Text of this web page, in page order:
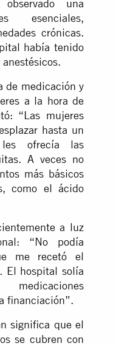
una
esenciales,
crónicas.
había tenido
de medicación y
a la hora de
“Las mujeres
hasta un
ofrecía las
A veces no
más básicos
como el ácido
a luz
“No podía
me recetó el
El hospital solía
financiación”.
significa que el
se cubren con